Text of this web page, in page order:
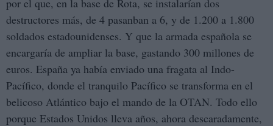
por el que, en la base de Rota, se instalarían dos
destructores más, de 4 pasanban a 6, y de 1.200 a 1.800
soldados estadounidenses. Y que la armada española se
encargaría de ampliar la base, gastando 300 millones de
euros. España ya había enviado una fragata al Indo-
Pacífico, donde el tranquilo Pacífico se transforma en el
belicoso Atlántico bajo el mando de la OTAN. Todo ello
porque Estados Unidos lleva años, ahora descaradamente,